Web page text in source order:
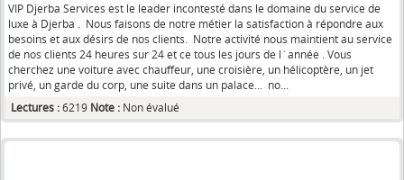
VIP Djerba Services est le leader incontesté dans le domaine du service de
luxe à Djerba . Nous faisons de notre métier la satisfaction à répondre aux
besoins et aux désirs de nos clients. Notre activité nous maintient au service
de nos clients 24 heures sur 24 et ce tous les jours de l´année . Vous
cherchez une voiture avec chauffeur, une croisière, un hélicoptère, un jet
privé, un garde du corp, une suite dans un palace... no...
Lectures :6219 Note : Non évalué